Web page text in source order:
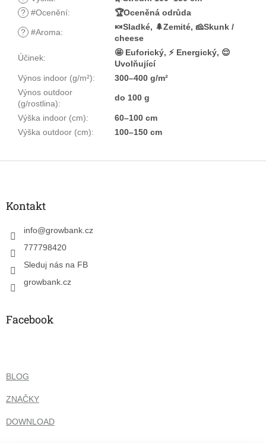
? #Ocenění: 🏆Oceněná odrůda
? #Aroma:
🍬Sladké, 🌲Zemité, 🧀Skunk /
cheese
Účinek:
🤩 Euforický, ⚡ Energický, 😌
Uvolňující
Výnos indoor (g/m²):
300–400 g/m²
Výnos outdoor
(g/rostlina):
do 100 g
Výška indoor (cm):
60–100 cm
Výška outdoor (cm): 100–150 cm
Z
Kontakt
info@growbank.cz
777798420
Sleduj nás na FB
growbank.cz
Facebook
BLOG
ZNAČKY
DOWNLOAD